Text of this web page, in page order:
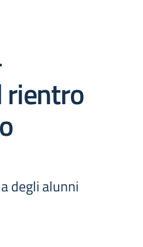
rientro
degli alunni